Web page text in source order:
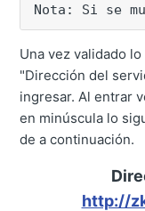
Nota: Si se
Una vez validado
"Dirección del
ingresar. Al entrar
en minúscula lo
de a continuación.
http://